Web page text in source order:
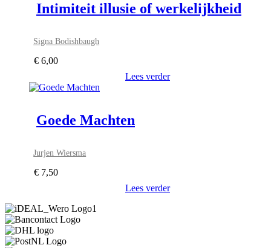
Intimiteit illusie of werkelijkheid
Signa Bodishbaugh
€ 6,00
Lees verder
Goede Machten
Jurjen Wiersma
€ 7,50
Lees verder